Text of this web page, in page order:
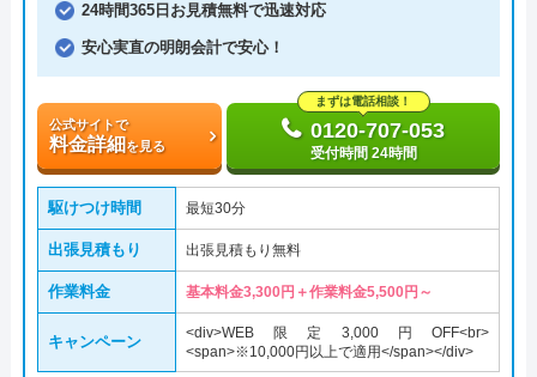
24時間365日お見積無料で迅速対応
安心実直の明朗会計で安心！
公式サイトで
料金詳細を見る
まずは電話相談！
0120-707-053
受付時間 24時間
駆けつけ時間 最短30分
出張見積もり 出張見積もり無料
作業料金 基本料金3,300円＋作業料金5,500円～
キャンペーン
<div>WEB限定3,000円OFF<br>
<span>※10,000円以上で適用</span></div>